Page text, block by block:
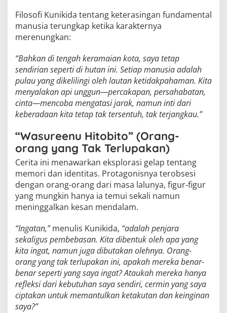
Filosofi Kunikida tentang keterasingan fundamental
manusia terungkap ketika karakternya
merenungkan:
“Bahkan di tengah keramaian kota, saya tetap
sendirian seperti di hutan ini. Setiap manusia adalah
pulau yang dikelilingi oleh lautan ketidakpahaman. Kita
menyalakan api unggun—percakapan, persahabatan,
cinta—mencoba mengatasi jarak, namun inti dari
keberadaan kita tetap tak tersentuh, tak terjangkau.”
“Wasureenu Hitobito” (Orang-
orang yang Tak Terlupakan)
Cerita ini menawarkan eksplorasi gelap tentang
memori dan identitas. Protagonisnya terobsesi
dengan orang-orang dari masa lalunya, figur-figur
yang mungkin hanya ia temui sekali namun
meninggalkan kesan mendalam.
“Ingatan,”menulis Kunikida, “adalah penjara
sekaligus pembebasan. Kita dibentuk oleh apa yang
kita ingat, namun juga dibutakan olehnya. Orang-
orang yang tak terlupakan ini, apakah mereka benar-
benar seperti yang saya ingat? Ataukah mereka hanya
refleksi dari kebutuhan saya sendiri, cermin yang saya
ciptakan untuk memantulkan ketakutan dan keinginan
saya?”